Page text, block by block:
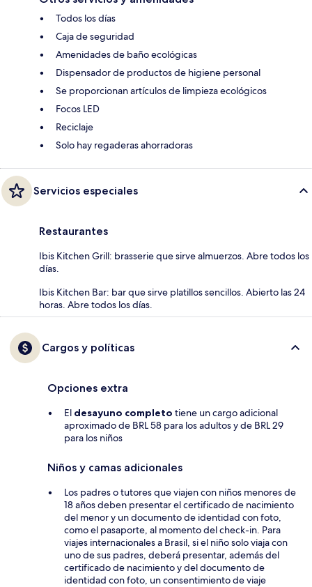
Todos los días
Caja de seguridad
Amenidades de baño ecológicas
Dispensador de productos de higiene personal
Se proporcionan artículos de limpieza ecológicos
Focos LED
Reciclaje
Solo hay regaderas ahorradoras
Servicios especiales
Restaurantes
Ibis Kitchen Grill: brasserie que sirve almuerzos. Abre todos los
días.
Ibis Kitchen Bar: bar que sirve platillos sencillos. Abierto las 24
horas. Abre todos los días.
Cargos y políticas
Opciones extra
El desayuno completo tiene un cargo adicional
aproximado de BRL 58 para los adultos y de BRL 29
para los niños
Niños y camas adicionales
Los padres o tutores que viajen con niños menores de
18 años deben presentar el certificado de nacimiento
del menor y un documento de identidad con foto,
como el pasaporte, al momento del check-in. Para
viajes internacionales a Brasil, si el niño solo viaja con
uno de sus padres, deberá presentar, además del
certificado de nacimiento y del documento de
identidad con foto, un consentimiento de viaje